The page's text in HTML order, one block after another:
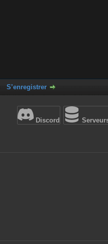
S’enregistrer
Discord